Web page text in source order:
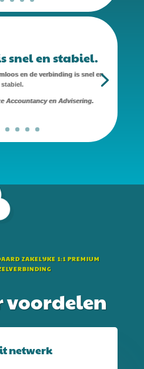
snel en stabiel.
en de verbinding is snel en
stabiel.
Accountancy en Advisering.
ZAKELIJKE 1:1 PREMIUM
voordelen
netwerk